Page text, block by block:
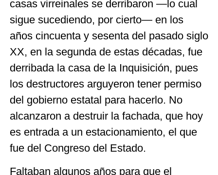
casas virreinales se derribaron —lo cual
sigue sucediendo, por cierto— en los
años cincuenta y sesenta del pasado siglo
XX, en la segunda de estas décadas, fue
derribada la casa de la Inquisición, pues
los destructores arguyeron tener permiso
del gobierno estatal para hacerlo. No
alcanzaron a destruir la fachada, que hoy
es entrada a un estacionamiento, el que
fue del Congreso del Estado.
Faltaban algunos años para que el